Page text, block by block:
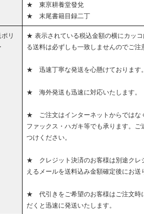
★ 東亰耕養堂發兌
★ 末尾書籍目録二丁
リ
★ 表示されている税込金額の横にカッ
る送料は必ずしも一致しませんのでご注
★ 迅速丁寧な発送を心懸けております。
★ 海外発送も迅速に対応いたします。
★ ご注文はインターネットからではな
ファックス・ハガキ等でも承ります。ご
つけください。
★ クレジット決済のお客様は別途クレ
えるメールを送料込み金額確定後にお送
★ 代引きをご希望のお客様はご注文時
だくと迅速に発送いたします。